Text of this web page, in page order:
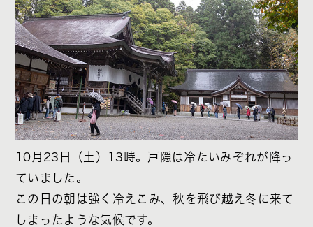
10月23日（土）13時。戸隠は冷たいみぞれが降っ
ていました。
この日の朝は強く冷えこみ、秋を飛び越え冬に来て
しまったような気候です。